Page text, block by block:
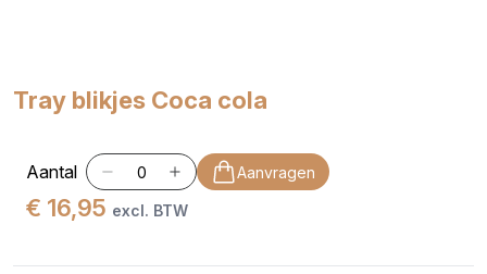
Tray blikjes Coca cola
Aantal Aanvragen
€ 16,95 excl. BTW